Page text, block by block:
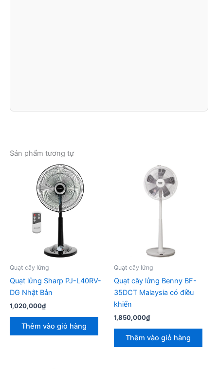
Sản phẩm tương tự
Quạt cây lửng
Quạt lửng Sharp PJ-L40RV-
DG Nhật Bản
1,020,000₫
Thêm vào giỏ hàng
Quạt cây lửng
Quạt cây lửng Benny BF-
35DCT Malaysia có điều
khiển
1,850,000₫
Thêm vào giỏ hàng